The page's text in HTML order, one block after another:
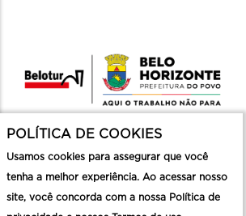
POLÍTICA DE COOKIES
Usamos cookies para assegurar que você
tenha a melhor experiência. Ao acessar nosso
site, você concorda com a nossa Política de